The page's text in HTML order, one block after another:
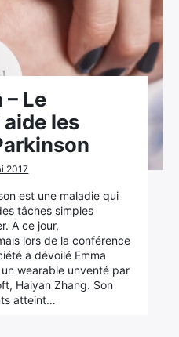
– Le
les
2017
est une maladie qui
tâches simples
A ce jour,
lors de la conférence
a dévoilé Emma
wearable unventé par
Haiyan Zhang. Son
atteint…